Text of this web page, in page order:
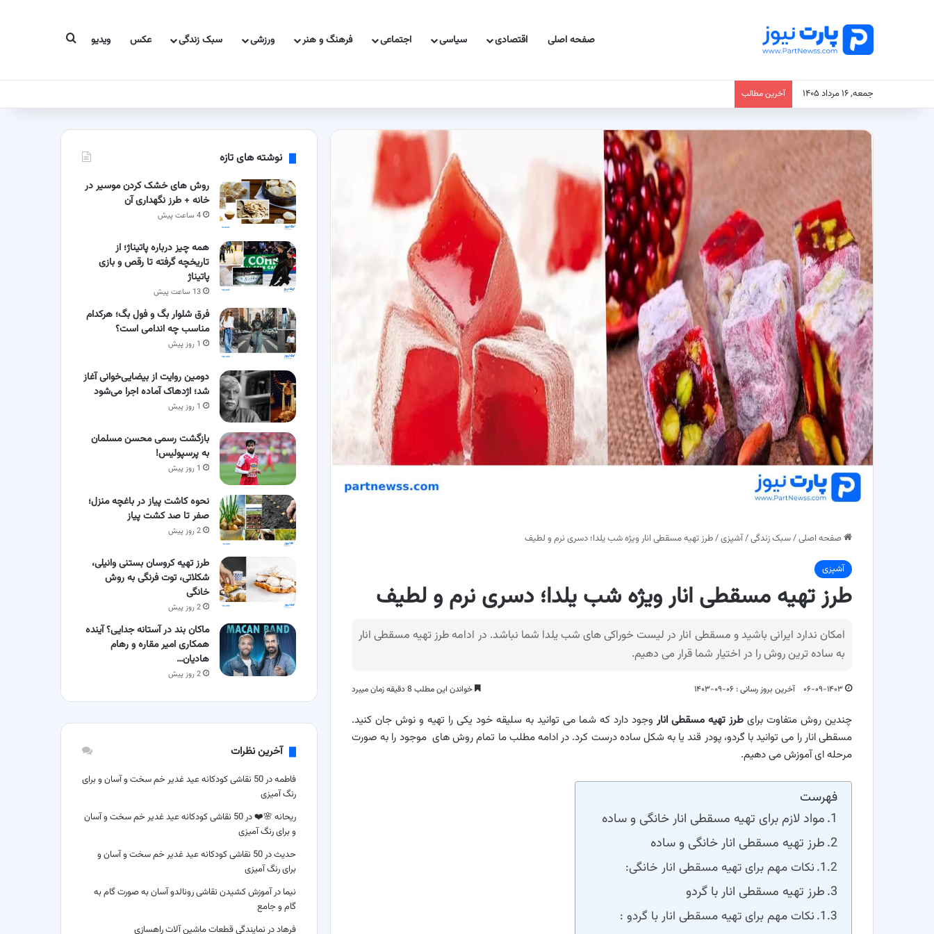
صفحه اصلی اقتصادی سیاسی اجتماعی فرهنگ و هنر ورزشی سبک زندگی عکس ویدیو جستجو برای
جمعه, ۱۶ مرداد ۱۴۰۵ آخرین مطالب
صفحه اصلی/سبک زندگی/آشپزی/طرز تهیه مسقطی انار ویژه شب یلدا؛ دسری نرم و لطیف
آشپزی
طرز تهیه مسقطی انار ویژه شب یلدا؛ دسری نرم و لطیف
امکان ندارد ایرانی باشید و مسقطی انار در لیست خوراکی های شب یلدا شما نباشد. در ادامه طرز تهیه مسقطی انار
به ساده ترین روش را در اختیار شما قرار می دهیم.
۰۶-۰۹-۱۴۰۳ آخرین بروز رسانی : ۰۶-۰۹-۱۴۰۳ خواندن این مطلب 8 دقیقه زمان میبرد
چندین روش متفاوت برای طرز تهیه مسقطی انار وجود دارد که شما می توانید به سلیقه خود یکی را تهیه و نوش جان کنید.
مسقطی انار را می توانید با گردو، پودر قند یا به شکل ساده درست کرد. در ادامه مطلب ما تمام روش های موجود را به صورت
مرحله ای آموزش می دهیم.
فهرست
مواد لازم برای تهیه مسقطی انار خانگی و ساده
طرز تهیه مسقطی انار خانگی و ساده
نکات مهم برای تهیه مسقطی انار خانگی:
طرز تهیه مسقطی انار با گردو
نکات مهم برای تهیه مسقطی انار با گردو :
نوشته های تازه
روش های خشک کردن موسیر در
خانه + طرز نگهداری آن
4 ساعت پیش
همه چیز درباره پاتیناژ؛ از
تاریخچه گرفته تا رقص و بازی
پاتیناژ
13 ساعت پیش
فرق شلوار بگ و فول بگ؛ هرکدام
مناسب چه اندامی است؟
1 روز پیش
دومین روایت از بیضایی‌خوانی آغاز
شد؛ اژدهاک آماده اجرا می‌شود
1 روز پیش
بازگشت رسمی محسن مسلمان
به پرسپولیس!
1 روز پیش
نحوه کاشت پیاز در باغچه منزل؛
صفر تا صد کشت پیاز
2 روز پیش
طرز تهیه کروسان بستنی وانیلی،
شکلاتی، توت فرنگی به روش
خانگی
2 روز پیش
ماکان بند در آستانه جدایی؟ آینده
همکاری امیر مقاره و رهام
هادیان…
2 روز پیش
آخرین نظرات
فاطمهدر
50 نقاشی کودکانه عید غدیر خم سخت و آسان و برای
رنگ آمیزی
ریحانه 🌸❤️در
50 نقاشی کودکانه عید غدیر خم سخت و آسان
و برای رنگ آمیزی
حدیثدر
50 نقاشی کودکانه عید غدیر خم سخت و آسان و
برای رنگ آمیزی
نیما درآموزش کشیدن نقاشی رونالدو آسان به صورت گام به
گام و جامع
فرهاددر نمایندگی قطعات ماشین آلات راهسازی